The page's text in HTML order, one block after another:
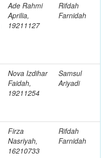
Ade Rahmi
Aprilia,
19211127
Rifdah
Farnidah
Nova Izdihar
Faidah,
19211254
Samsul
Ariyadi
Firza
Nasriyah,
16210733
Rifdah
Farnidah